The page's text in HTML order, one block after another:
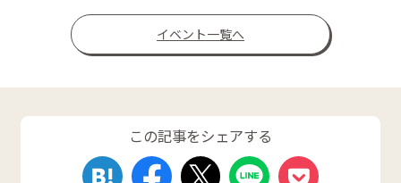
イベント一覧へ
この記事をシェアする